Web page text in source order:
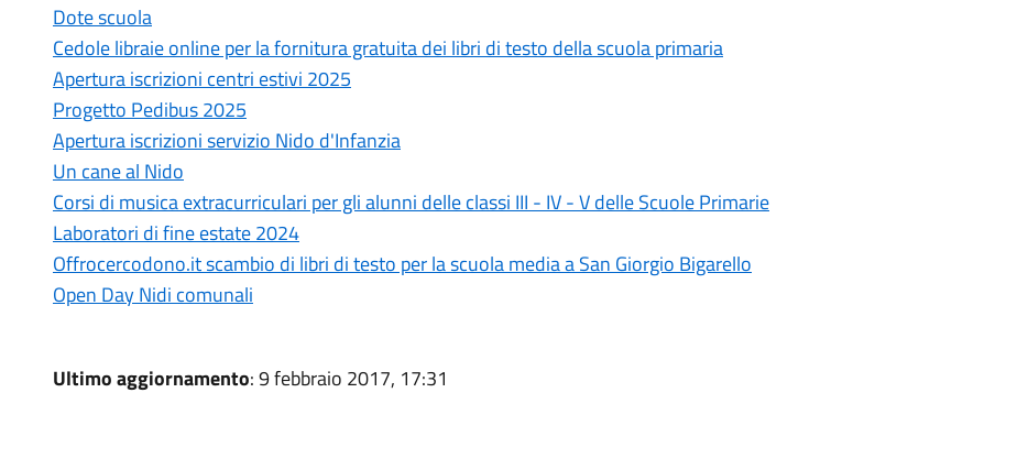
Dote scuola
Cedole libraie online per la fornitura gratuita dei libri di testo della scuola primaria
Apertura iscrizioni centri estivi 2025
Progetto Pedibus 2025
Apertura iscrizioni servizio Nido d'Infanzia
Un cane al Nido
Corsi di musica extracurriculari per gli alunni delle classi III - IV - V delle Scuole Primarie
Laboratori di fine estate 2024
Offrocercodono.it scambio di libri di testo per la scuola media a San Giorgio Bigarello
Open Day Nidi comunali
Ultimo aggiornamento: 9 febbraio 2017, 17:31